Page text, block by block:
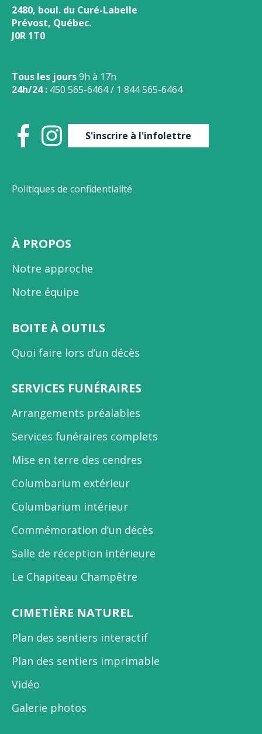
2480, boul. du Curé-Labelle
Prévost, Québec.
J0R 1T0
Tous les jours9h à 17h
24h/24 : 450 565-6464/ 1 844 565-6464
S'inscrire à l'infolettre
Politiques de confidentialité
À PROPOS
Notre approche
Notre équipe
BOITE À OUTILS
Quoi faire lors d’un décès
SERVICES FUNÉRAIRES
Arrangements préalables
Services funéraires complets
Mise en terre des cendres
Columbarium extérieur
Columbarium intérieur
Commémoration d’un décès
Salle de réception intérieure
Le Chapiteau Champêtre
CIMETIÈRE NATUREL
Plan des sentiers interactif
Plan des sentiers imprimable
Vidéo
Galerie photos